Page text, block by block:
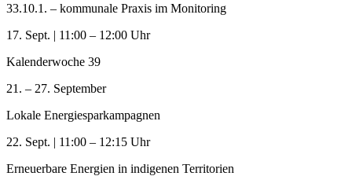
33.10.1. – kommunale Praxis im Monitoring
17. Sept. | 11:00 – 12:00 Uhr
Kalenderwoche 39
21. – 27. September
Lokale Energiesparkampagnen
22. Sept. | 11:00 – 12:15 Uhr
Erneuerbare Energien in indigenen Territorien